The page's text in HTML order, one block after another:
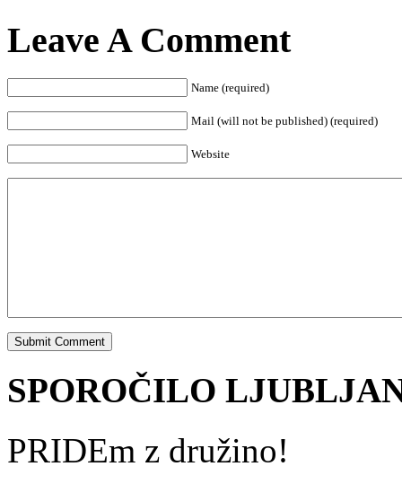
Leave A Comment
Name (required)
Mail (will not be published) (required)
Website
SPOROČILO
PRIDEm z družino!